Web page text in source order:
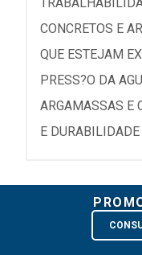
CONCRETOS E
QUE ESTEJAM
PRESS?O DA
ARGAMASSAS E
E